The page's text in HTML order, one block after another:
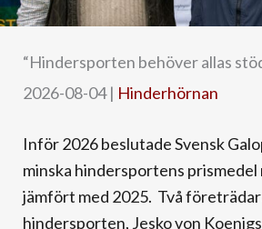
“Hindersporten behöver allas
2026-08-04| Hinderhörnan
Inför 2026 beslutade Svensk
minska hindersportens
jämfört med 2025. Två
hindersporten, Jesko von